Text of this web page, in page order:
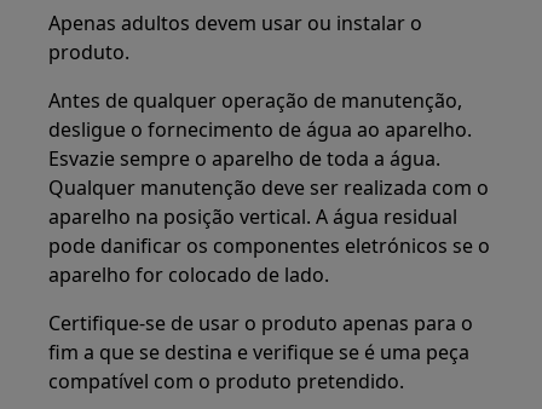
Apenas adultos devem usar ou instalar o
produto.
Antes de qualquer operação de manutenção,
desligue o fornecimento de água ao aparelho.
Esvazie sempre o aparelho de toda a água.
Qualquer manutenção deve ser realizada com o
aparelho na posição vertical. A água residual
pode danificar os componentes eletrónicos se o
aparelho for colocado de lado.
Certifique-se de usar o produto apenas para o
fim a que se destina e verifique se é uma peça
compatível com o produto pretendido.